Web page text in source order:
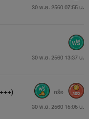
รีบสมัครสมาชิก แล้ว
ำลังรอคุณอยู่ในนั้น
30 พ.ย. 2560 07:55 น.
30 พ.ย. 2560 13:37 น.
30 พ.ย. 2560 15:05 น.
หรือ 300